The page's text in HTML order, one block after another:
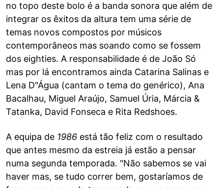
no topo deste bolo é a banda sonora que além de
integrar os êxitos da altura tem uma série de
temas novos compostos por músicos
contemporâneos mas soando como se fossem
dos eighties. A responsabilidade é de João Só
mas por lá encontramos ainda Catarina Salinas e
Lena D"Água (cantam o tema do genérico), Ana
Bacalhau, Miguel Araújo, Samuel Úria, Márcia &
Tatanka, David Fonseca e Rita Redshoes.
A equipa de 1986 está tão feliz com o resultado
que antes mesmo da estreia já estão a pensar
numa segunda temporada. "Não sabemos se vai
haver mas, se tudo correr bem, gostaríamos de